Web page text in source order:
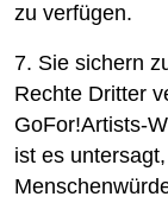
zu verfügen.
7. Sie sichern
Rechte Dritter
GoFor!Artists-
ist es